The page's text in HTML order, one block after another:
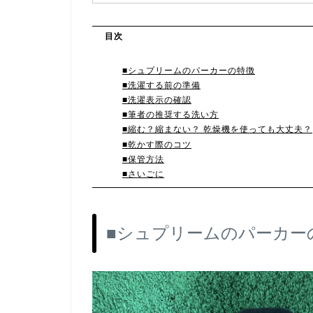
目次
■シュプリームのパーカーの特徴
■洗濯する前の準備
■洗濯表示の確認
■筆者の推奨する洗い方
■縮む？縮まない？ 乾燥機を使っても大丈夫？
■乾かす際のコツ
■保管方法
■さいごに
■シュプリームのパーカー